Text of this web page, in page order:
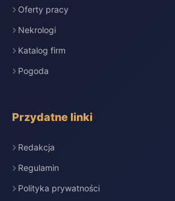
Oferty pracy
Nekrologi
Katalog firm
Pogoda
Przydatne linki
Redakcja
Regulamin
Polityka prywatności